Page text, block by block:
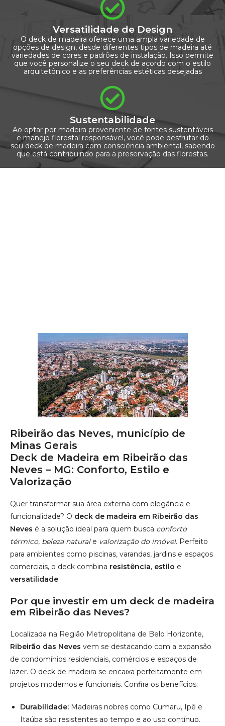
Versatilidade de Design
O deck de madeira oferece uma ampla variedade de
opções de design, desde diferentes tipos de madeira até
variedades de cores e padrões de instalação. Isso permite
que você personalize o seu deck de acordo com o estilo
arquitetônico e as preferências estéticas desejadas
Sustentabilidade
Ao optar por madeira proveniente de fontes sustentáveis
e manejo florestal responsável, você pode desfrutar do
seu deck de madeira com consciência ambiental, sabendo
que está contribuindo para a preservação das florestas.
Ribeirão das Neves, município de
Minas Gerais
Deck de Madeira em Ribeirão das
Neves – MG: Conforto, Estilo e
Valorização
Quer transformar sua área externa com elegância e
funcionalidade? O deck de madeira em Ribeirão das
Neves é a solução ideal para quem busca conforto
térmico, beleza naturale valorização do imóvel. Perfeito
para ambientes como piscinas, varandas, jardins e espaços
comerciais, o deck combina resistência, estilo e
versatilidade.
Por que investir em um deck de madeira
em Ribeirão das Neves?
Localizada na Região Metropolitana de Belo Horizonte,
Ribeirão das Neves vem se destacando com a expansão
de condomínios residenciais, comércios e espaços de
lazer. O deck de madeira se encaixa perfeitamente em
projetos modernos e funcionais. Confira os benefícios:
Durabilidade: Madeiras nobres como Cumaru, Ipê e
Itaúba são resistentes ao tempo e ao uso contínuo.